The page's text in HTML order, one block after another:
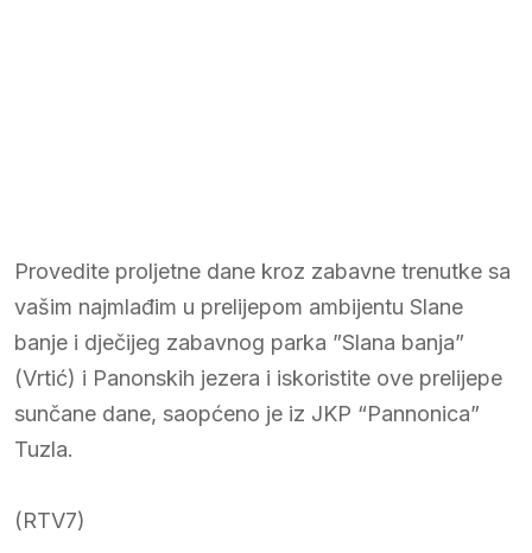
Provedite proljetne dane kroz zabavne trenutke sa
vašim najmlađim u prelijepom ambijentu Slane
banje i dječijeg zabavnog parka ”Slana banja”
(Vrtić) i Panonskih jezera i iskoristite ove prelijepe
sunčane dane, saopćeno je iz JKP “Pannonica”
Tuzla.
(RTV7)